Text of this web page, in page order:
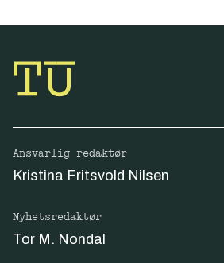
Ansvarlig redaktør
Kristina Fritsvold Nilsen
Nyhetsredaktør
Tor M. Nondal